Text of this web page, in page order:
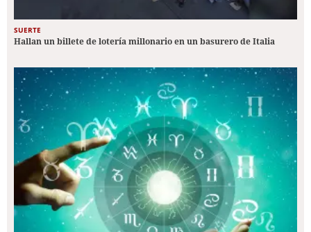
SUERTE
Hallan un billete de lotería millonario en un basurero de Italia